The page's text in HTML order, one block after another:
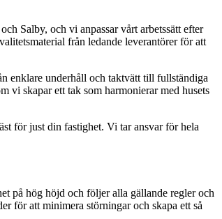
Salby, och vi anpassar vårt arbetssätt efter
från ledande leverantörer för att
enklare underhåll och taktvätt till fullständiga
vi skapar ett tak som harmonierar med husets
för just din fastighet. Vi tar ansvar för hela
på hög höjd och följer alla gällande regler och
för att minimera störningar och skapa ett så